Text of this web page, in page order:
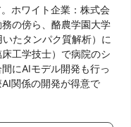
ホワイト企業：株式会
の傍ら、酪農学園大学
たタンパク質解析）に
工学技士）で病院のシ
にAIモデル開発も行っ
関係の開発が得意で